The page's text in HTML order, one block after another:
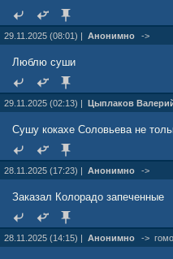
29.11.2025 (08:01) | Анонимно ->
Люблю суши
29.11.2025 (02:13) | Цыплаков
Сушу кокахе Соловьева не
28.11.2025 (17:23) | Анонимно ->
Заказал Колорадо запеченные
28.11.2025 (14:15) | Анонимно ->